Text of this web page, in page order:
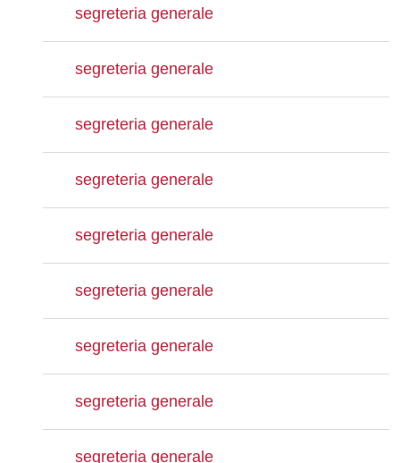
segreteria generale
segreteria generale
segreteria generale
segreteria generale
segreteria generale
segreteria generale
segreteria generale
segreteria generale
segreteria generale